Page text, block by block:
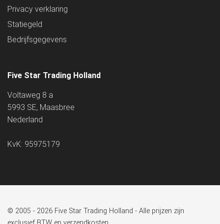
Privacy verklaring
Statiegeld
Bedrijfsgegevens
Five Star Trading Holland
Voltaweg 8 a
5993 SE, Maasbree
Nederland
KvK: 95975179
© 2005 - 2026 Five Star Trading Holland - Alle prijzen zijn